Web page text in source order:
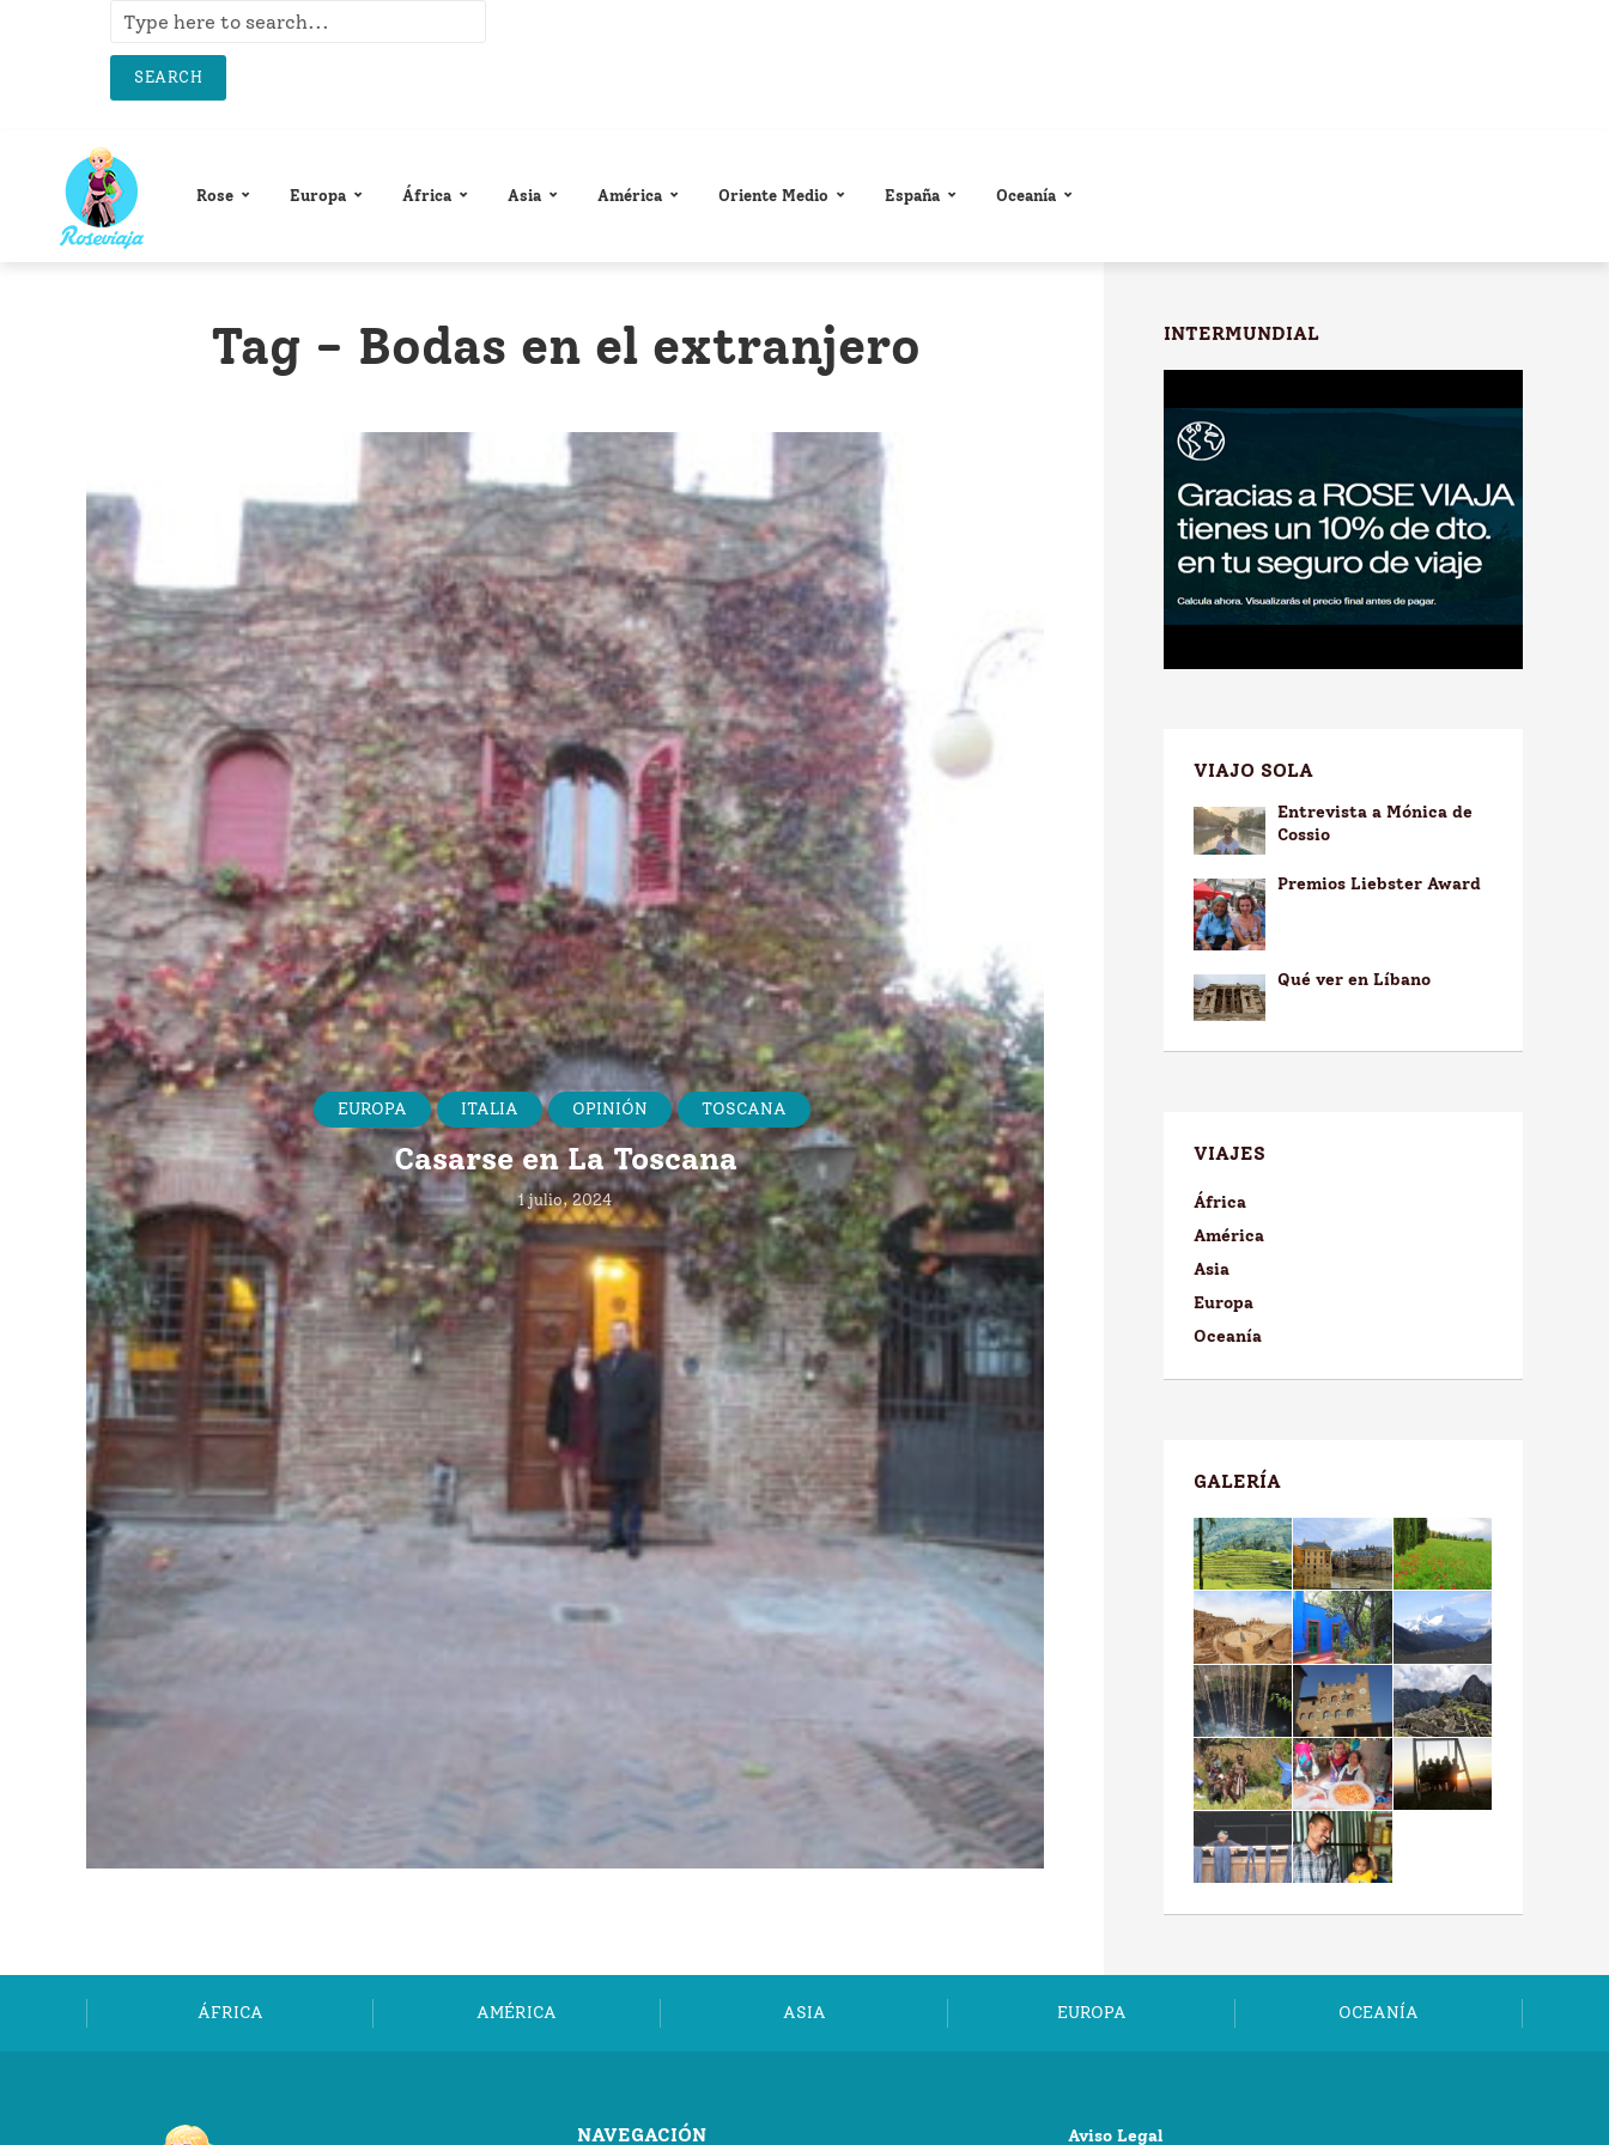
SEARCH
Rose Europa África Asia América Oriente Medio España Oceanía
Tag - Bodas en el extranjero
EUROPA ITALIA OPINIÓN TOSCANA
Casarse en La Toscana
1 julio, 2024
INTERMUNDIAL
VIAJO SOLA
Entrevista a Mónica de
Cossio
Premios Liebster Award
Qué ver en Líbano
VIAJES
África
América
Asia
Europa
Oceanía
GALERÍA
ÁFRICA AMÉRICA ASIA EUROPA OCEANÍA
NAVEGACIÓN Aviso Legal